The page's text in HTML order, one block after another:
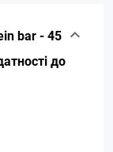
bar - 45
до